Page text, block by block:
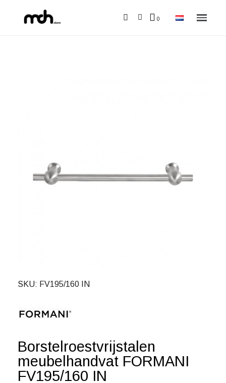
SKU FV195/160 IN
Borstelroestvrijstalen
meubelhandvat FORMANI
FV195/160 IN